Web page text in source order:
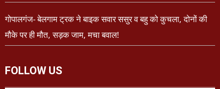
गोपालगंज- बेलगाम ट्रक ने बाइक सवार ससुर व बहु को कुचला, दोनों की
मौके पर ही मौत, सड़क जाम, मचा बवाल!
FOLLOW US